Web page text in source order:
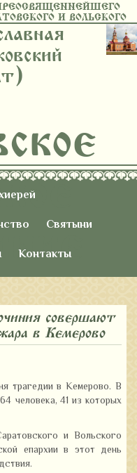
И ВОЛЬСКОГО
Святыни
Контакты
совершают
в Кемерово
трагедии в Кемерово. В
человека, 41 из которых
и Вольского
епархии в этот день